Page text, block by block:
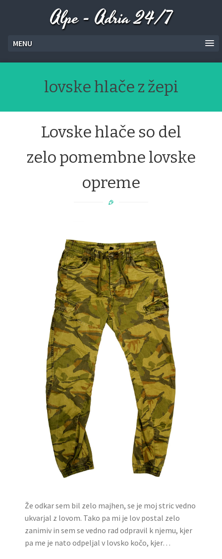
Alpe - Adria 24/7
MENU
lovske hlače z žepi
Lovske hlače so del
zelo pomembne lovske
opreme
Že odkar sem bil zelo majhen, se je moj stric vedno
ukvarjal z lovom. Tako pa mi je lov postal zelo
zanimiv in sem se vedno rad odpravil k njemu, kjer
pa me je nato odpeljal v lovsko kočo, kjer…